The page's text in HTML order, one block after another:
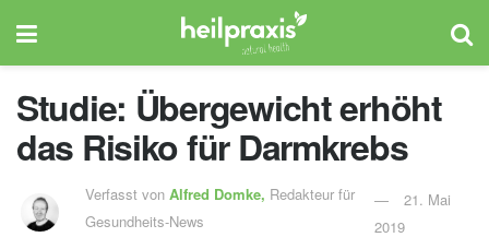
Studie: Übergewicht erhöht
das Risiko für Darmkrebs
Verfasst vonAlfred Domke, Redakteur für
Gesundheits-News
21. Mai
2019